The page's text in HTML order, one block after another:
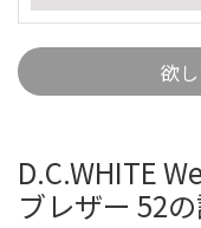
欲
D.C.WHITE
ブレザー 52